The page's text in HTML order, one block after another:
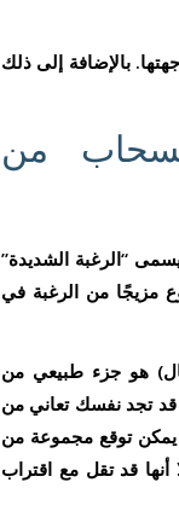
بالإضافة إلى ذلك
من
“الرغبة الشديدة”
مزيجًا من الرغبة في
هو جزء طبيعي من
، قد تجد نفسك تعاني من
يمكن توقع مجموعة من
قد تقل مع اقتراب